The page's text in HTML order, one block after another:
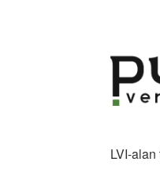
sisältöön
LVI-